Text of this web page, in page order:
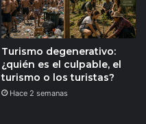
Turismo degenerativo:
¿quién es el culpable, el
turismo o los turistas?
Hace 2 semanas